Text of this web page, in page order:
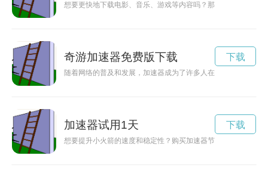
想要更快地下载电影、音乐、游戏等内容吗？那么不妨尝试使
奇游加速器免费版下载
随着网络的普及和发展，加速器成为了许多人在网络畅游中的
下载
加速器试用1天
想要提升小火箭的速度和稳定性？购买加速器节点是一个不错
下载